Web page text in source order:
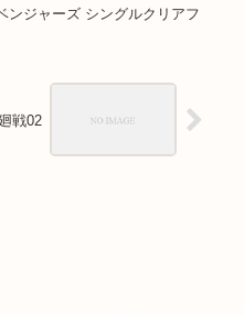
ンジャーズ シングルクリアフ
戦02